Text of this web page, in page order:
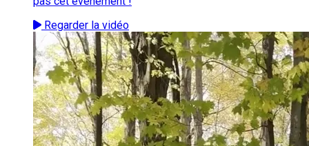
Regarder la vidéo